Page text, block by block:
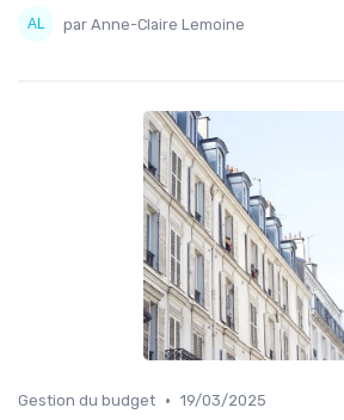
par Anne-Claire Lemoine
Gestion du budget • 19/03/2025